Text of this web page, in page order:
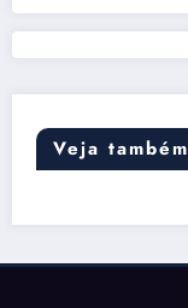
Veja também